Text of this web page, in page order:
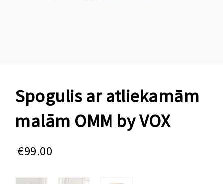
Spogulis ar atliekamām
malām OMM by VOX
€99.00